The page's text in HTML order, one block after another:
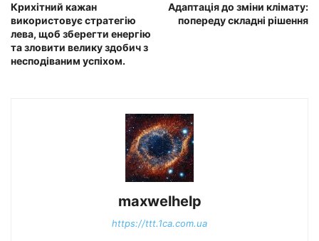
Крихітний кажан
використовує стратегію
лева, щоб зберегти енергію
та зловити велику здобич з
несподіваним успіхом.
Адаптація до зміни клімату:
попереду складні рішення
maxwelhelp
https://ttt.1ca.com.ua